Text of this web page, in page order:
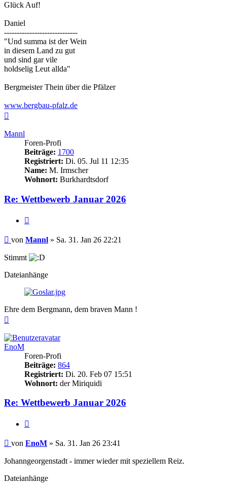
Glück Auf!
Daniel
-----------------------------
"Und summa ist der Wein
in diesem Land zu gut
und sind gar vile
holdselig Leut allda"
Bergmeister Thein über die Pfälzer
www.bergbau-pfalz.de
Mannl
Foren-Profi
Beiträge: 1700
Registriert: Di. 05. Jul 11 12:35
Name: M. Irmscher
Wohnort: Burkhardtsdorf
Re: Wettbewerb Januar 2026
Beitrag
von Mannl » Sa. 31. Jan 26 22:21
Stimmt
Dateianhänge
Ehre dem Bergmann, dem braven Mann !
EnoM
Foren-Profi
Beiträge: 864
Registriert: Di. 20. Feb 07 15:51
Wohnort: der Miriquidi
Re: Wettbewerb Januar 2026
Beitrag
von EnoM » Sa. 31. Jan 26 23:41
Johanngeorgenstadt - immer wieder mit speziellem Reiz.
Dateianhänge